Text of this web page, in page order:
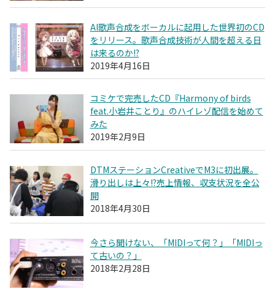
AI歌声合成をボーカルに起用した世界初のCD
をリリース。歌声合成技術が人間を超える日
は来るのか!?
2019年4月16日
コミケで完売したCD『Harmony of birds
feat.小岩井ことり』のハイレゾ配信を始めて
みた
2019年2月9日
DTMステーションCreativeでM3に初出展。
滑り出しは上々!?売上情報、収支状況を全公
開
2018年4月30日
今さら聞けない、「MIDIって何？」「MIDIっ
て古いの？」
2018年2月28日